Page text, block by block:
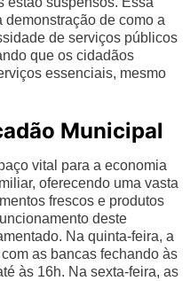
demonstração de como a
de serviços públicos
que os cidadãos
essenciais, mesmo
Municipal
vital para a economia
oferecendo uma vasta
frescos e produtos
deste
Na quinta-feira, a
as bancas fechando às
às 16h. Na sexta-feira, as